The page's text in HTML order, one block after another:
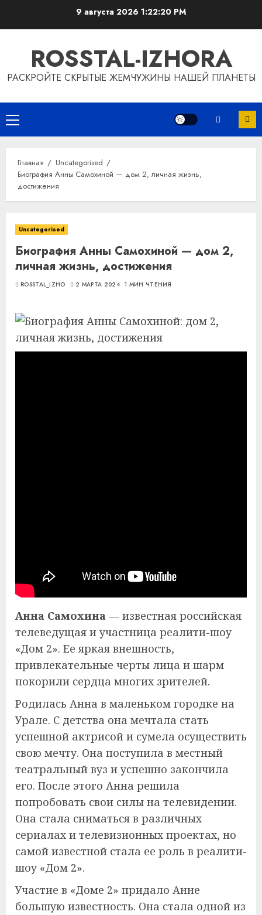
9 августа 20261:22:21 PM
ROSSTAL-IZHORA
РАСКРОЙТЕ СКРЫТЫЕ ЖЕМЧУЖИНЫ НАШЕЙ ПЛАНЕТЫ
Основное
меню
Главная
Uncategorised
Биография Анны Самохиной — дом 2, личная жизнь,
достижения
Uncategorised
Биография Анны Самохиной — дом 2,
личная жизнь, достижения
ROSSTAL_IZHO 2 МАРТА 2024 1 МИН ЧТЕНИЯ
Анна Самохина — известная российская
телеведущая и участница реалити-шоу
«Дом 2». Ее яркая внешность,
привлекательные черты лица и шарм
покорили сердца многих зрителей.
Родилась Анна в маленьком городке на
Урале. С детства она мечтала стать
успешной актрисой и сумела осуществить
свою мечту. Она поступила в местный
театральный вуз и успешно закончила
его. После этого Анна решила
попробовать свои силы на телевидении.
Она стала сниматься в различных
сериалах и телевизионных проектах, но
самой известной стала ее роль в реалити-
шоу «Дом 2».
Участие в «Доме 2» придало Анне
большую известность. Она стала одной из